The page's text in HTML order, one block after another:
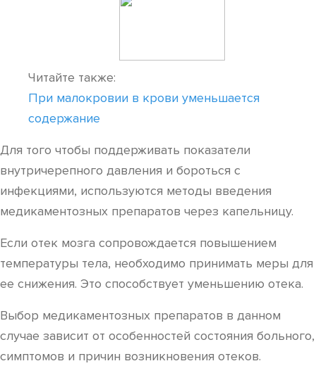
Читайте также:
При малокровии в крови уменьшается
содержание
Для того чтобы поддерживать показатели
внутричерепного давления и бороться с
инфекциями, используются методы введения
медикаментозных препаратов через капельницу.
Если отек мозга сопровождается повышением
температуры тела, необходимо принимать меры для
ее снижения. Это способствует уменьшению отека.
Выбор медикаментозных препаратов в данном
случае зависит от особенностей состояния больного,
симптомов и причин возникновения отеков.